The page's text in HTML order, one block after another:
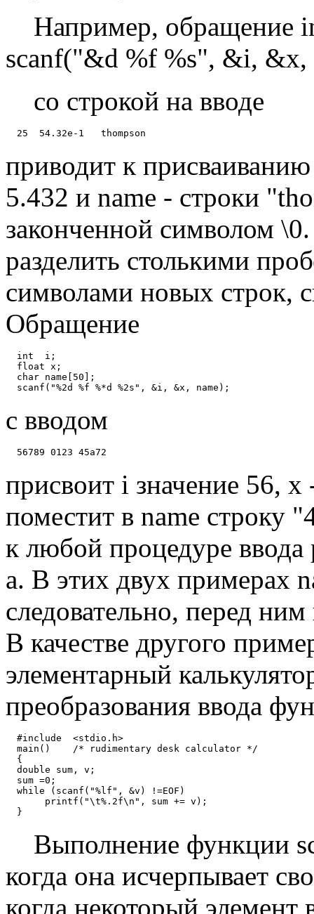
Например, обращение
scanf("&d %f %s", &i, &x,
со строкой на вводе
приводит к
5.432 и name - строки
законченной символом
разделить столькими
символами новых строк,
Обращение
  int  i;
  float x;
  char name[50];
с вводом
присвоит i значение 56,
поместит в name
к любой процедуре ввода
a. В этих двух примерах
следовательно, перед
В качестве другого
элементарный
преобразования ввода
  #include  <stdio.h>
  main()    /* rudimentary desk calculator */
  {
  double sum, v;
  sum =0;
  while (scanf("%lf", &v) !=EOF)
       printf("\t%.2f\n", sum += v);
Выполнение функции
когда она исчерпывает
когда некоторый элемент